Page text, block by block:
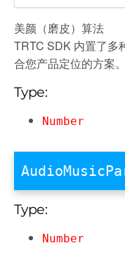
美颜（磨皮）算法
TRTC SDK 内置了多
合您产品定位的方案。
Type:
Number
Type:
Number